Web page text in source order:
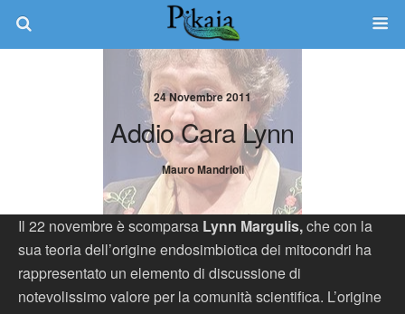
24 Novembre 2011
Addio Cara Lynn
Mauro Mandrioli
Il 22 novembre è scomparsa Lynn Margulis,che con la
sua teoria dell’origine endosimbiotica dei mitocondri ha
rappresentato un elemento di discussione di
notevolissimo valore per la comunità scientifica. L’origine